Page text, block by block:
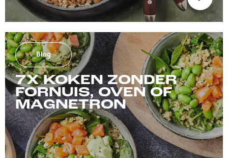
Blog
7X KOKEN ZONDER
FORNUIS, OVEN OF
MAGNETRON